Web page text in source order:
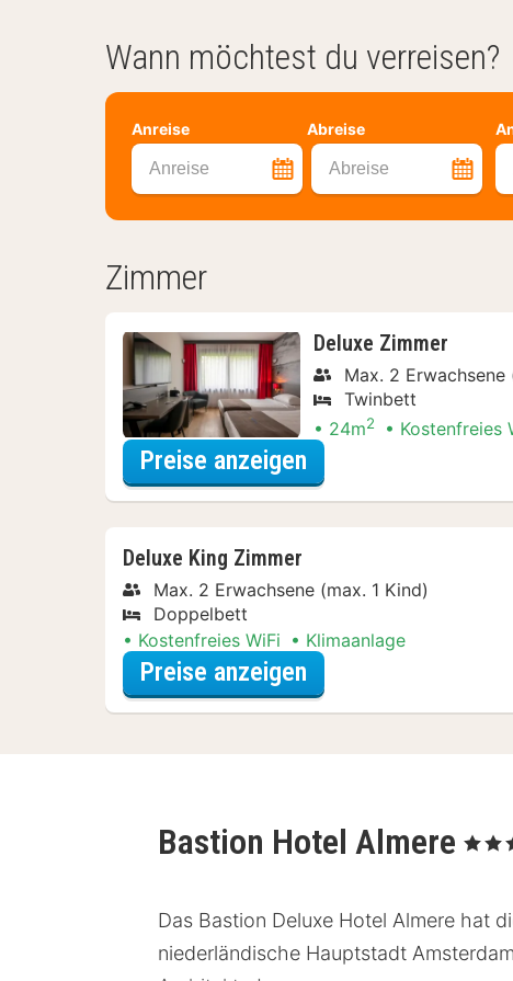
Wann möchtest du verreisen?
Anreise Abreise
Anreise Abreise
Zimmer
Deluxe Zimmer
Max. 2 Erwachsene
Twinbett
24m2 Kostenfreies
Preise anzeigen
Deluxe King Zimmer
Max. 2 Erwachsene (max. 1 Kind)
Doppelbett
Kostenfreies WiFi
Klimaanlage
Preise anzeigen
Bastion Hotel Almere , 3
Das Bastion Deluxe Hotel Almere hat
niederländische Hauptstadt